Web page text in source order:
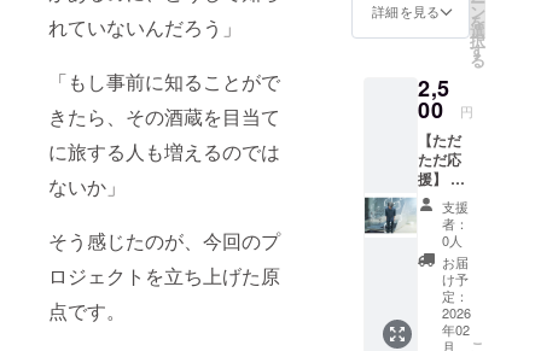
れていないんだろう」
「もし事前に知ることがで
きたら、その酒蔵を目当て
に旅する人も増えるのでは
ないか」
そう感じたのが、今回のプ
ロジェクトを立ち上げた原
点です。
はスポ
ンサー
様のロ
載され
ていま
す。
詳細を見る ン
を
選
択
す
る
2,5
00 円
【ただ
ただ応
援】 こ
のプロ
ジェク
トをた
だただ
応援し
たい方
向け。
リター
支援
者：
0人
お届
け予
定：
2026
年02
月